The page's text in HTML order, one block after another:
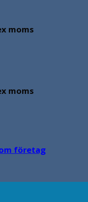
moms
moms
företag